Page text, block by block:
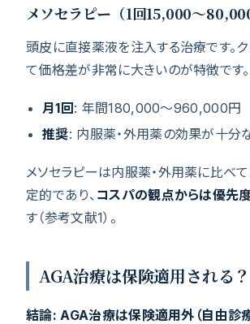
メソセラピー（1回15,000〜
頭皮に直接薬液を注入する治療です。ク
て価格差が非常に大きいのが特徴です。
月1回 : 年間180,000〜960,000円
推奨: 内服薬・外用薬の効果が十分
メソセラピーは内服薬・外用薬に比べ
定的であり、 コスパの観点からは優先
す（参考文献1）。
AGA治療は保険適用される？
結論: AGA治療は保険適用外（自由診療